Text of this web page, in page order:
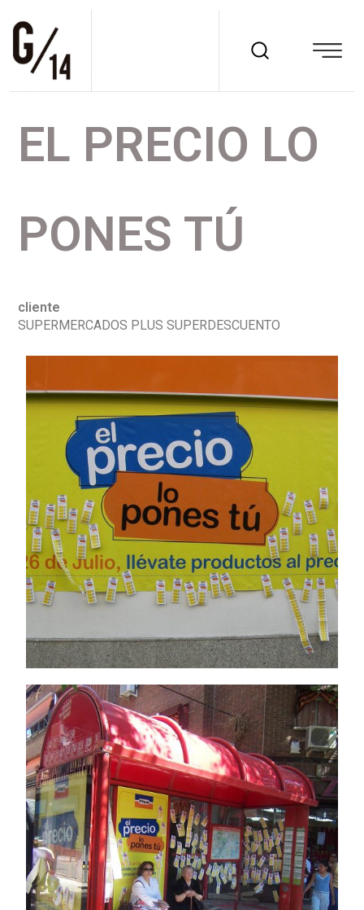
EL PRECIO LO
PONES TÚ
cliente
SUPERMERCADOS PLUS SUPERDESCUENTO